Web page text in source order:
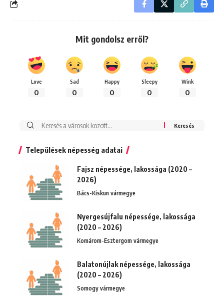
Mit gondolsz erről?
Love
0
Sad
0
Happy
0
Sleepy
0
Wink
0
Keresés:
Települések népesség adatai
Fajsz népessége, lakossága (2020 –
2026)
Bács-Kiskun vármegye
Nyergesújfalu népessége, lakossága
(2020 – 2026)
Komárom-Esztergom vármegye
Balatonújlak népessége, lakossága
(2020 – 2026)
Somogy vármegye